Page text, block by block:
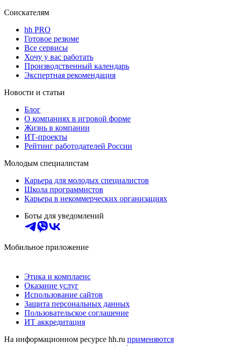
Соискателям
hh PRO
Готовое резюме
Все сервисы
Хочу у вас работать
Производственный календарь
Экспертная рекомендация
Новости и статьи
Блог
О компаниях в игровой форме
Жизнь в компании
ИТ-проекты
Рейтинг работодателей России
Молодым специалистам
Карьера для молодых специалистов
Школа программистов
Карьера в некоммерческих организациях
Боты для уведомлений
Мобильное приложение
Этика и комплаенс
Оказание услуг
Использование сайтов
Защита персональных данных
Пользовательское соглашение
ИТ аккредитация
На информационном ресурсе hh.ru применяются